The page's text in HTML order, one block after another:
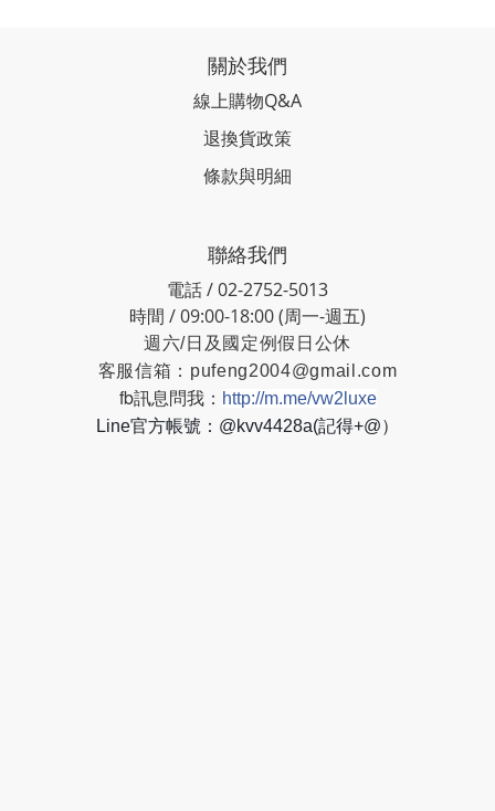
關於我們
線上購物Q&A
退換貨政策
條款與明細
聯絡我們
電話 / 02-2752-5013
時間 / 09:00-18:00 (周一-週五)
週六/日及國定例假日公休
客服信箱： pufeng2004@gmail.com
fb訊息問我： http://m.me/vw2luxe
Line官方帳號：@kvv4428a(記得+@）